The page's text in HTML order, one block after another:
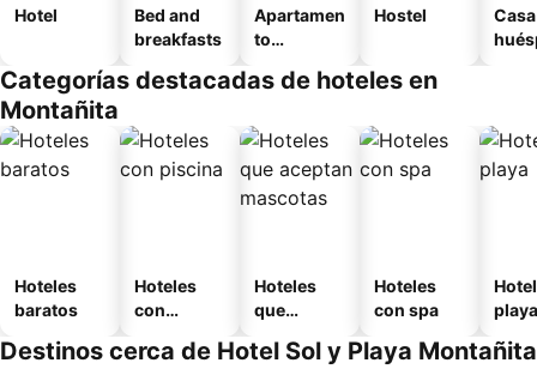
Hotel
Bed and
breakfasts
Apartamen
to
o
Hostel
Categorías destacadas de hoteles en
Montañita
Hoteles
baratos
Hoteles
con
Hoteles
que
mascotas
Hoteles
con spa
playa
Destinos cerca de Hotel Sol y Playa Montañita